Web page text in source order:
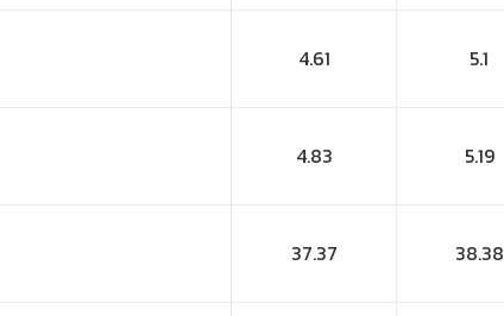
4.61 5.1
4.83 5.19
37.37 38.38